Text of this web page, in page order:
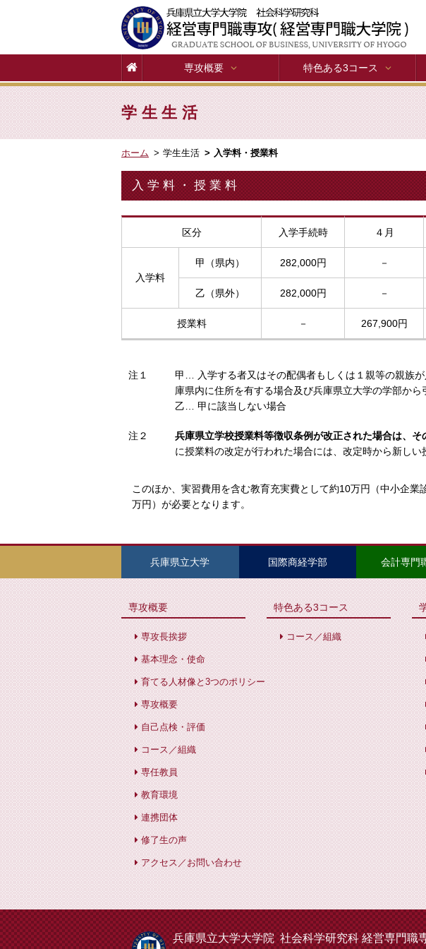
専攻概要 特色ある3コース
学生生活
ホーム 学生生活 入学料・授業料
入学料・授業料
区分 入学手続時 ４月
入学料
甲（県内） 282,000円 －
乙（県外） 282,000円 －
授業料 － 267,900円
注１
甲… 入学する者又はその配偶者もしくは１親等の親族
庫県内に住所を有する場合及び兵庫県立大学の学部から
乙… 甲に該当しない場合
注２ 兵庫県立学校授業料等徴収条例が改正された場合は、そ
に授業料の改定が行われた場合には、改定時から新しい
このほか、実習費用を含む教育充実費として約10万円（中小企業
万円）が必要となります。
兵庫県立大学 国際商経学部 会計専門
専攻概要
専攻長挨拶
基本理念・使命
育てる人材像と3つのポリシー
専攻概要
自己点検・評価
コース／組織
専任教員
教育環境
連携団体
修了生の声
アクセス／お問い合わせ
特色ある3コース
コース／組織
兵庫県立大学大学院 社会科学研究科 経営専門職